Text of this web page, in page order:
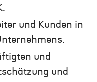
und Kunden in
und
und